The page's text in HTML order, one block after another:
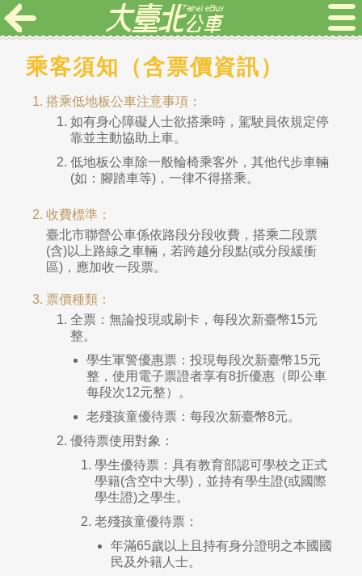
乘客須知（含票價資訊）
搭乘低地板公車注意事項：
如有身心障礙人士欲搭乘時，駕駛員依規定停
靠並主動協助上車。
低地板公車除一般輪椅乘客外，其他代步車輛
(如：腳踏車等)，一律不得搭乘。
收費標準：
臺北市聯營公車係依路段分段收費，搭乘二段票
(含)以上路線之車輛，若跨越分段點(或分段緩衝
區)，應加收一段票。
票價種類：
全票：無論投現或刷卡，每段次新臺幣15元
整。
學生軍警優惠票：投現每段次新臺幣15元
整，使用電子票證者享有8折優惠（即公車
每段次12元整）。
老殘孩童優待票：每段次新臺幣8元。
優待票使用對象：
學生優待票：具有教育部認可學校之正式
學籍(含空中大學)，並持有學生證(或國際
學生證)之學生。
老殘孩童優待票：
年滿65歲以上且持有身分證明之本國國
民及外籍人士。